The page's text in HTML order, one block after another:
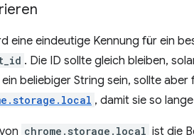
eine eindeutige Kennung für ein
. Die ID sollte gleich bleiben,
beliebiger String sein, sollte
, damit sie so
chrome.storage.local ist die